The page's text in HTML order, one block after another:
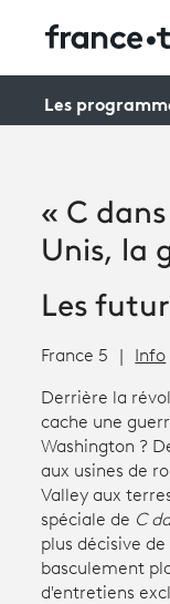
Avantages
Creators
Productions et
Programme tv
Les
« C
Unis, la
Les
France 5 Info
Derrière la
cache une
Washington ?
aux usines de
Valley aux
spéciale de C
plus décisive
basculement
d'entretiens